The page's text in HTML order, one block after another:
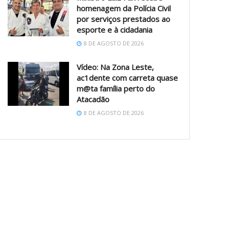
homenagem da Polícia Civil
por serviços prestados ao
esporte e à cidadania
8 DE AGOSTO DE 2026
Vídeo: Na Zona Leste,
ac1dente com carreta quase
m@ta família perto do
Atacadão
8 DE AGOSTO DE 2026